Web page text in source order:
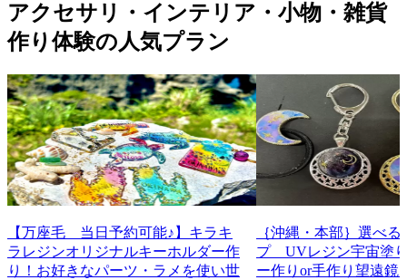
アクセサリ・インテリア・小物・雑貨
作り体験の人気プラン
【万座毛 当日予約可能♪】キラキ
ラレジンオリジナルキーホルダー作
り！お好きなパーツ・ラメを使い世
｛沖縄・本部｝選べ
プ UVレジン宇宙塗
ー作りor手作り望遠